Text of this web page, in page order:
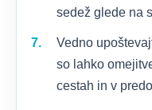
sedež glede na
Vedno
so lahko
cestah in v